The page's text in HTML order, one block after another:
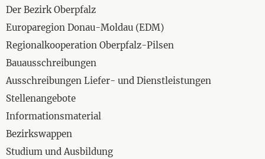
Der Bezirk Oberpfalz
Europaregion Donau-Moldau (EDM)
Regionalkooperation Oberpfalz-Pilsen
Bauausschreibungen
Ausschreibungen Liefer- und Dienstleistungen
Stellenangebote
Informationsmaterial
Bezirkswappen
Studium und Ausbildung